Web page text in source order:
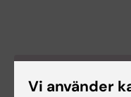
Redigera din profil
Vi använder